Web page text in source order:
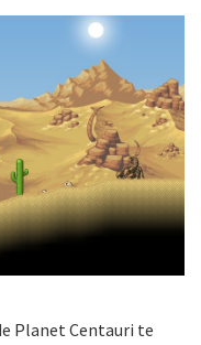
Planet Centauri te